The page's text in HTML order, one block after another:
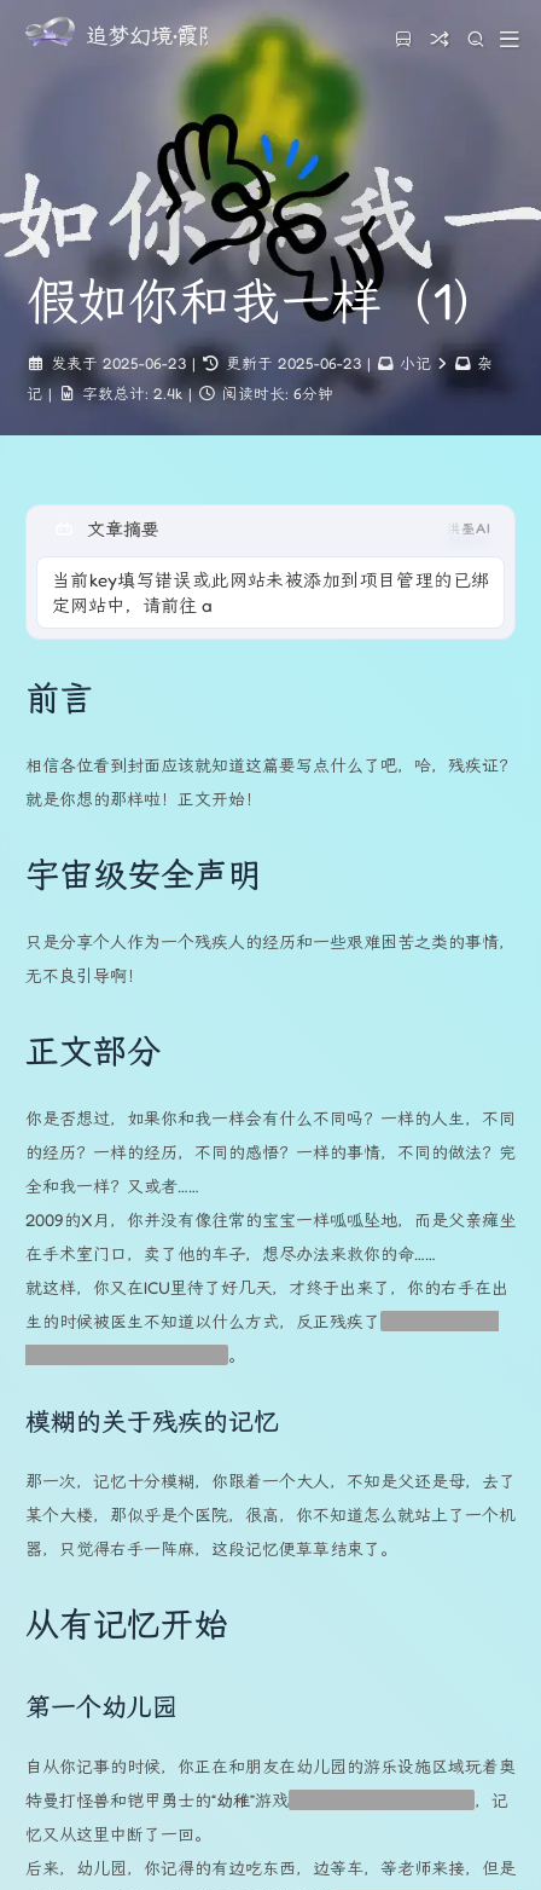
追梦幻境·霞阴云之都
假如你和我一样（1）
发表于 2025-06-23 | 更新于 2025-06-23 | 小记
杂
记 | 字数总计: 2.4k | 阅读时长: 6分钟
文章摘要 洪墨AI
当前key填写错误或此网站未被添加到项目管理的已绑
定网站中，请前往 ai.zhheo
前言
相信各位看到封面应该就知道这篇要写点什么了吧，哈，残疾证？
就是你想的那样啦！正文开始！
宇宙级安全声明
只是分享个人作为一个残疾人的经历和一些艰难困苦之类的事情，
无不良引导啊！
正文部分
你是否想过，如果你和我一样会有什么不同吗？一样的人生，不同
的经历？一样的经历，不同的感悟？一样的事情，不同的做法？完
全和我一样？又或者……
2009的X月，你并没有像往常的宝宝一样呱呱坠地，而是父亲瘫坐
在手术室门口，卖了他的车子，想尽办法来救你的命……
就这样，你又在ICU里待了好几天，才终于出来了，你的右手在出
生的时候被医生不知道以什么方式，反正残疾了
。
模糊的关于残疾的记忆
那一次，记忆十分模糊，你跟着一个大人，不知是父还是母，去了
某个大楼，那似乎是个医院，很高，你不知道怎么就站上了一个机
器，只觉得右手一阵麻，这段记忆便草草结束了。
从有记忆开始
第一个幼儿园
自从你记事的时候，你正在和朋友在幼儿园的游乐设施区域玩着奥
特曼打怪兽和铠甲勇士的“幼稚”游戏
，记
忆又从这里中断了一回。
后来，幼儿园，你记得的有边吃东西，边等车，等老师来接，但是